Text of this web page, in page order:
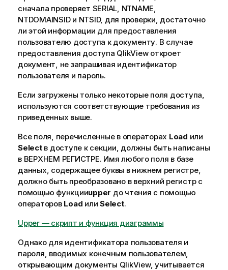
сначала проверяет SERIAL, NTNAME,
NTDOMAINSID и NTSID, для проверки, достаточно
ли этой информации для предоставления
пользователю доступа к документу. В случае
предоставления доступа QlikView откроет
документ, не запрашивая идентификатор
пользователя и пароль.
Если загружены только некоторые поля доступа,
используются соответствующие требования из
приведенных выше.
Все поля, перечисленные в операторах Load или
Selectв доступе к секции, должны быть написаны
в ВЕРХНЕМ РЕГИСТРЕ. Имя любого поля в базе
данных, содержащее буквы в нижнем регистре,
должно быть преобразовано в верхний регистр с
помощью функцииupper до чтения с помощью
операторов Load или Select.
Upper — скрипт и функция диаграммы
Однако для идентификатора пользователя и
пароля, вводимых конечным пользователем,
открывающим документы QlikView, учитывается